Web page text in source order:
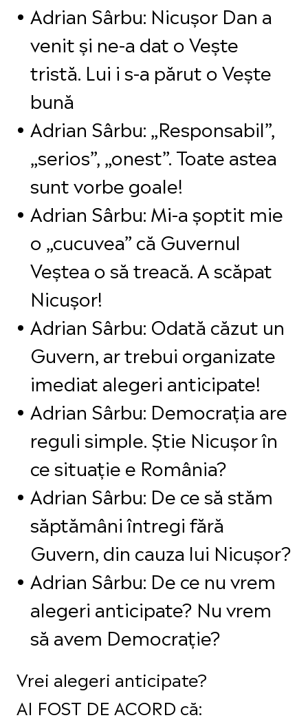
Adrian Sârbu: Nicușor Dan a
venit și ne-a dat o Vește
tristă. Lui i s-a părut o Vește
bună
Adrian Sârbu: „Responsabil”,
„serios”, „onest”. Toate astea
sunt vorbe goale!
Adrian Sârbu: Mi-a șoptit mie
o „cucuvea” că Guvernul
Veștea o să treacă. A scăpat
Nicușor!
Adrian Sârbu: Odată căzut un
Guvern, ar trebui organizate
imediat alegeri anticipate!
Adrian Sârbu: Democrația are
reguli simple. Știe Nicușor în
ce situație e România?
Adrian Sârbu: De ce să stăm
săptămâni întregi fără
Guvern, din cauza lui Nicușor?
Adrian Sârbu: De ce nu vrem
alegeri anticipate? Nu vrem
să avem Democrație?
Vrei alegeri anticipate?
AI FOST DE ACORD că: